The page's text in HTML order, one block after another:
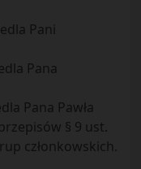
Pani
Pana
Pana Pawła
§ 9 ust.
członkowskich.